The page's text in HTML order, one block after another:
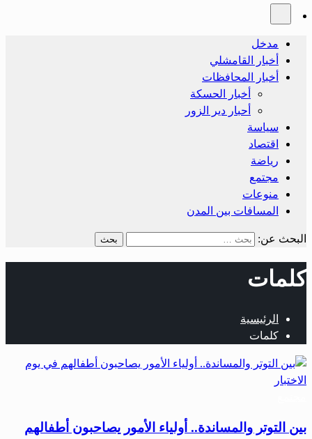
مدخل
أخبار القامشلي
أخبار المحافظات
أخبار الحسكة
أحبار دير الزور
سياسة
اقتصاد
رياضة
مجتمع
منوعات
المسافات بين المدن
البحث عن:
كلمات
الرئيسية
كلمات
بين التوتر والمساندة.. أولياء الأمور يصاحبون أطفالهم